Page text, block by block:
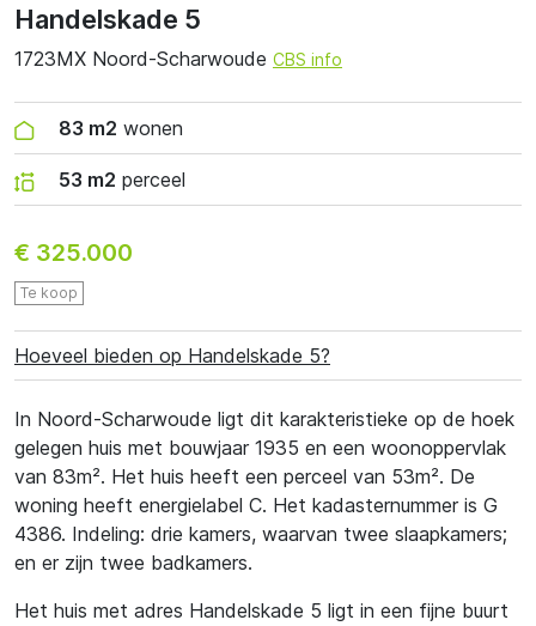
Handelskade 5
1723MX Noord-Scharwoude CBS info
83 m2 wonen
53 m2 perceel
€ 325.000
Te koop
Hoeveel bieden op Handelskade 5?
In Noord-Scharwoude ligt dit karakteristieke op de hoek
gelegen huis met bouwjaar 1935 en een woonoppervlak
van 83m². Het huis heeft een perceel van 53m². De
woning heeft energielabel C. Het kadasternummer is G
4386. Indeling: drie kamers, waarvan twee slaapkamers;
en er zijn twee badkamers.
Het huis met adres Handelskade 5 ligt in een fijne buurt